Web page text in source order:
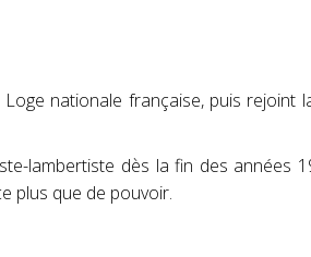
nationale française, puis rejoint
lambertiste dès la fin des années
plus que de pouvoir.